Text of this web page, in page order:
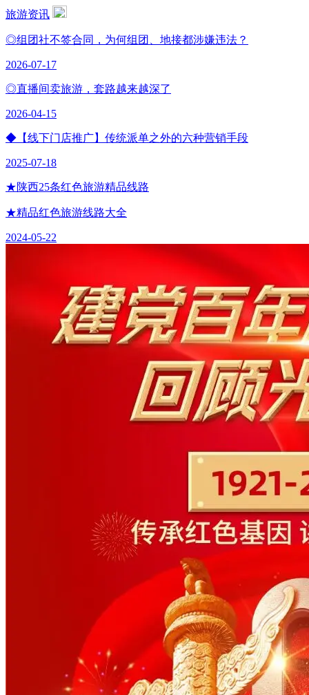
旅游资讯
◎组团社不签合同，为何组团、地接都涉嫌违法？
2026-07-17
◎直播间卖旅游，套路越来越深了
2026-04-15
◆【线下门店推广】传统派单之外的六种营销手段
2025-07-18
★陕西25条红色旅游精品线路
★精品红色旅游线路大全
2024-05-22